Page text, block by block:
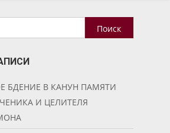
Найти:
БДЕНИЕ В КАНУН ПАМЯТИ
И ЦЕЛИТЕЛЯ